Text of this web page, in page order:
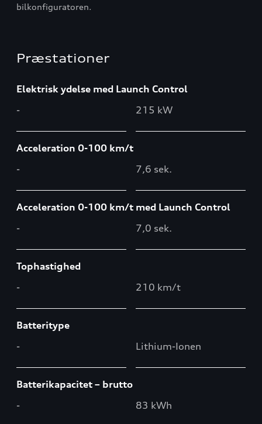
bilkonfiguratoren.
Præstationer
Elektrisk ydelse med Launch Control
-
215 kW
Acceleration 0-100 km/t
-
7,6 sek.
Acceleration 0-100 km/t med Launch Control
-
7,0 sek.
Tophastighed
-
210 km/t
Batteritype
-
Lithium-Ionen
Batterikapacitet – brutto
-
83 kWh